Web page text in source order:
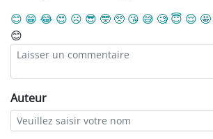
😊 😁 😂 😍 ☹️ 😎 🤓 🥺 😘 😅 🧐 😇 😌 🤩
😊
Auteur